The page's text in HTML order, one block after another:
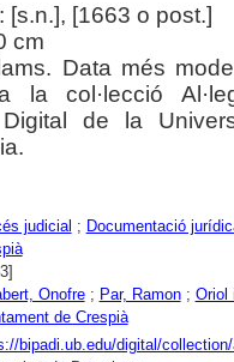
[s.n.], [1663 o post.]
cm
Data més
la col·lecció
Digital de la
judicial ; Documentació
Onofre; Par, Ramon; Oriol
de Crespià
bipadi.ub.edu/digital/